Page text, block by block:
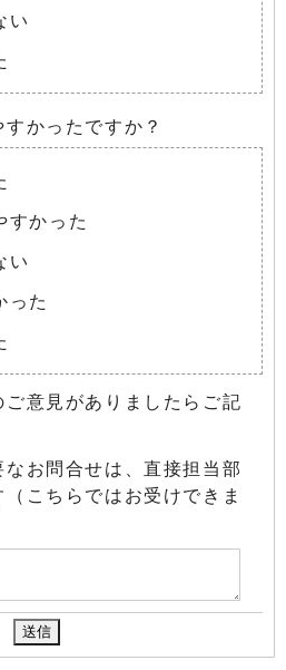
い
かったですか？
すかった
い
った
意見がありましたらご記
なお問合せは、直接担当部
こちらではお受けできま